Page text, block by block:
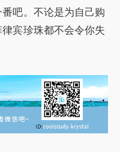
吧。不论是为自己购
宾珍珠都不会令你失